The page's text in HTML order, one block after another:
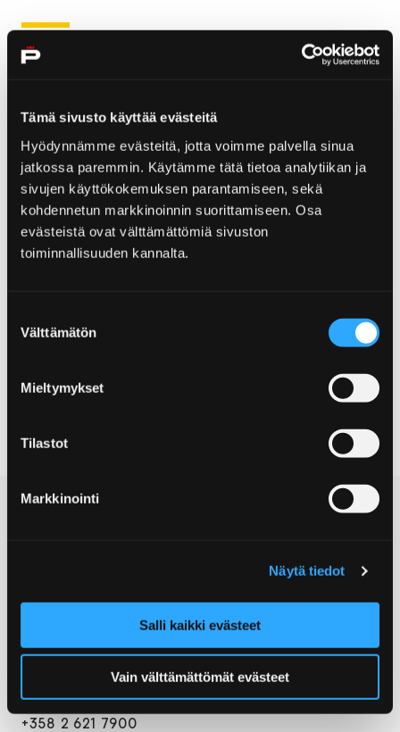
Tämä sivusto käyttää evästeitä
Hyödynnämme evästeitä, jotta voimme palvella sinua
jatkossa paremmin. Käytämme tätä tietoa analytiikan ja
sivujen käyttökokemuksen parantamiseen, sekä
kohdennetun markkinoinnin suorittamiseen. Osa
evästeistä ovat välttämättömiä sivuston
toiminnallisuuden kannalta.
valinta
Välttämätön
Mieltymykset
Tilastot
Markkinointi
Näytä tiedot
Salli kaikki evästeet
Vain välttämättömät evästeet
Entisten nuorten nostalgiamusiikkitapahtuma
Lisätietoja tapahtumasta ja tapahtuma-infon löydät
Kirvatsin Jytän verkkosivulta.
Contact information
Visiting address:
28100 Pori
Liput
Postanschrift:
Yrjönkatu 6, 28100 Pori
Touristeninformation:
+358 2 621 7900